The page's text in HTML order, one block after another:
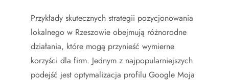
Przykłady skutecznych strategii pozycjonowania
lokalnego w Rzeszowie obejmują różnorodne
działania, które mogą przynieść wymierne
korzyści dla firm. Jednym z najpopularniejszych
podejść jest optymalizacja profilu Google Moja